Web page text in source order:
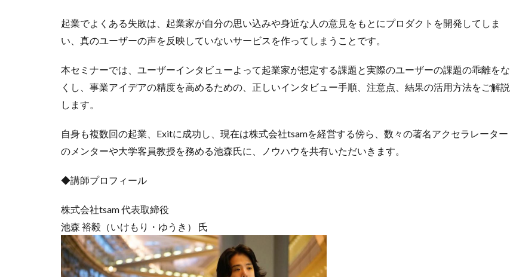
起業でよくある失敗は、起業家が自分の思い込みや身近な人の意見をもとにプロダクトを開発してしま
い、真のユーザーの声を反映していないサービスを作ってしまうことです。
本セミナーでは、ユーザーインタビューよって起業家が想定する課題と実際のユーザーの課題の乖離をな
くし、事業アイデアの精度を高めるための、正しいインタビュー手順、注意点、結果の活用方法をご解説
します。
自身も複数回の起業、Exitに成功し、現在は株式会社tsamを経営する傍ら、数々の著名アクセラレーター
のメンターや大学客員教授を務める池森氏に、ノウハウを共有いただいきます。
◆講師プロフィール
株式会社tsam 代表取締役
池森 裕毅（いけもり・ゆうき） 氏